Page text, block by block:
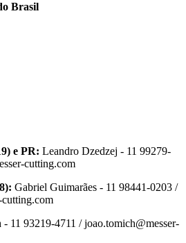
Brasil
e PR: Leandro Dzedzej - 11 99279-
cutting.com
Gabriel Guimarães - 11 98441-0203 /
cutting.com
- 11 93219-4711 / joao.tomich@messer-